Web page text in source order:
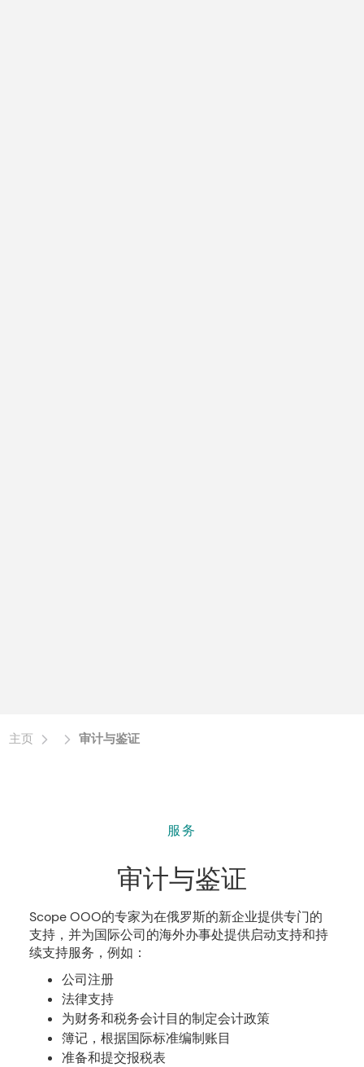
主页 审计与鉴证
服务
审计与鉴证
Scope OOO的专家为在俄罗斯的新企业提供专门的
支持，并为国际公司的海外办事处提供启动支持和持
续支持服务，例如：
公司注册
法律支持
为财务和税务会计目的制定会计政策
簿记，根据国际标准编制账目
准备和提交报税表